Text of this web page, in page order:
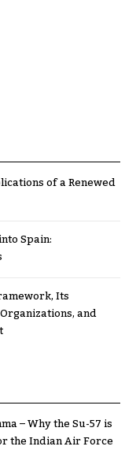
of a Renewed
Spain:
Its
and
– Why the Su-57 is
the Indian Air Force